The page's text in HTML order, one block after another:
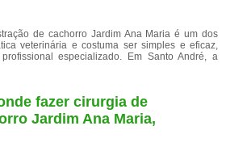
de cachorro Jardim Ana Maria é um dos
veterinária e costuma ser simples e eficaz,
especializado. Em Santo André, a
fazer cirurgia de
Jardim Ana Maria,